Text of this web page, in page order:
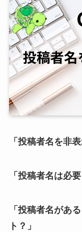
「投稿者名を非
「投稿者名は必要
「投稿者名があ
ト？」